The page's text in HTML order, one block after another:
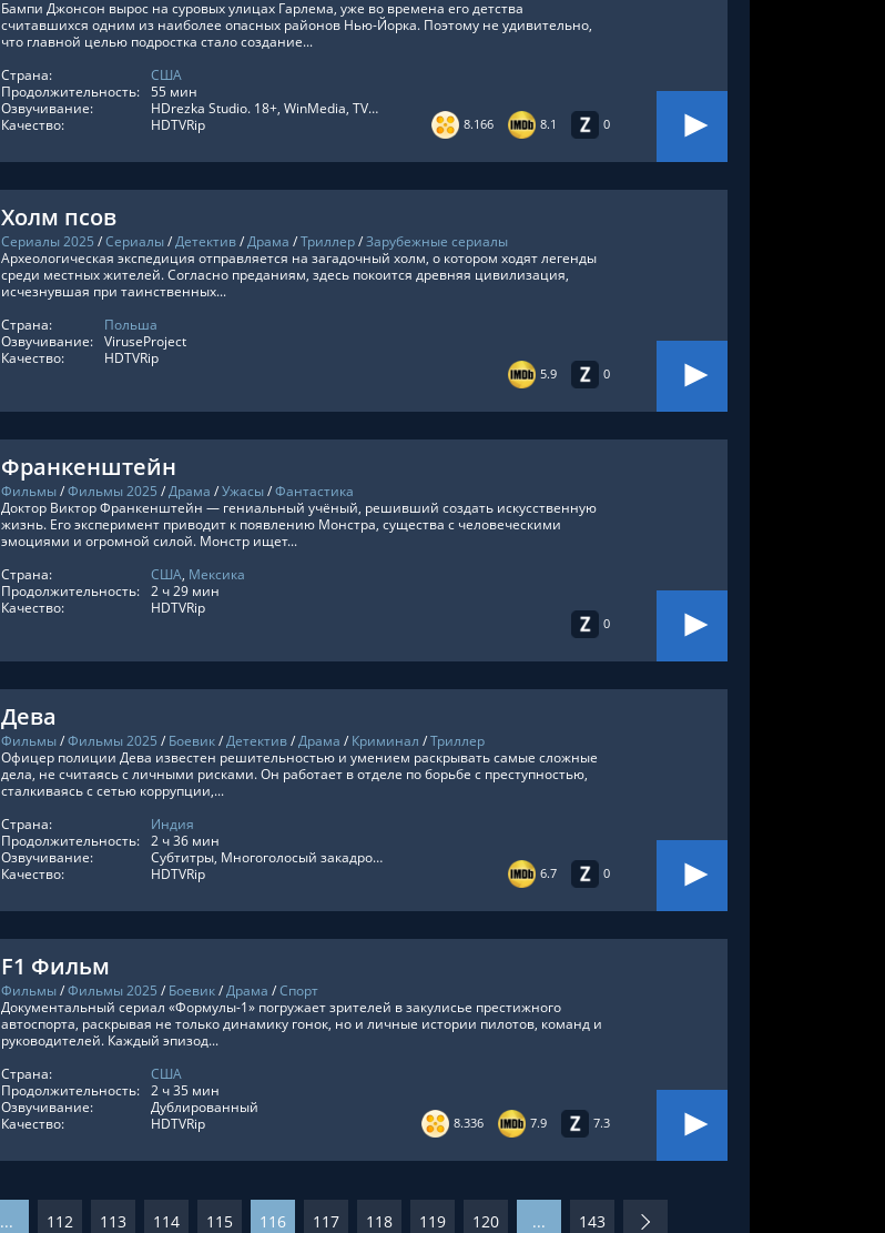
8.166 8.1 0
Бампи Джонсон вырос на суровых улицах Гарлема, уже во времена его детства
считавшихся одним из наиболее опасных районов Нью-Йорка. Поэтому не удивительно,
что главной целью подростка стало создание...
Страна:
США
Продолжительность: 55 мин
Озвучивание:
HDrezka Studio. 18+, WinMedia, TVShows, RezkaStudio, Red Head Sound, LE-Production, Сербин, Оригинальный, Субтитры, HDrezka Studio, Дублированный, Украинский, Newstudio
Качество:
HDTVRip
Холм псов
Сериалы 2025 /Сериалы/Детектив/Драма /Триллер/Зарубежные сериалы
5.9 0
Археологическая экспедиция отправляется на загадочный холм, о котором ходят легенды
среди местных жителей. Согласно преданиям, здесь покоится древняя цивилизация,
исчезнувшая при таинственных...
Страна:
Польша
Озвучивание: ViruseProject
Качество:
HDTVRip
Франкенштейн
Фильмы/Фильмы 2025 /Драма /Ужасы/Фантастика
0
Доктор Виктор Франкенштейн — гениальный учёный, решивший создать искусственную
жизнь. Его эксперимент приводит к появлению Монстра, существа с человеческими
эмоциями и огромной силой. Монстр ищет...
Страна:
США, Мексика
Продолжительность: 2 ч 29 мин
Качество:
HDTVRip
Дева
Фильмы/Фильмы 2025 / Боевик/Детектив/Драма / Криминал /Триллер
6.7 0
Офицер полиции Дева известен решительностью и умением раскрывать самые сложные
дела, не считаясь с личными рисками. Он работает в отделе по борьбе с преступностью,
сталкиваясь с сетью коррупции,...
Страна:
Индия
Продолжительность: 2 ч 36 мин
Озвучивание:
Субтитры, Многоголосый закадровый
Качество:
HDTVRip
F1 Фильм
Фильмы/Фильмы 2025 / Боевик/Драма /Спорт
8.336 7.9 7.3
Документальный сериал «Формулы-1» погружает зрителей в закулисье престижного
автоспорта, раскрывая не только динамику гонок, но и личные истории пилотов, команд и
руководителей. Каждый эпизод...
Страна:
США
Продолжительность: 2 ч 35 мин
Озвучивание:
Дублированный
Качество:
HDTVRip
... 112 113 114 115 116 117 118 119 120 ... 143